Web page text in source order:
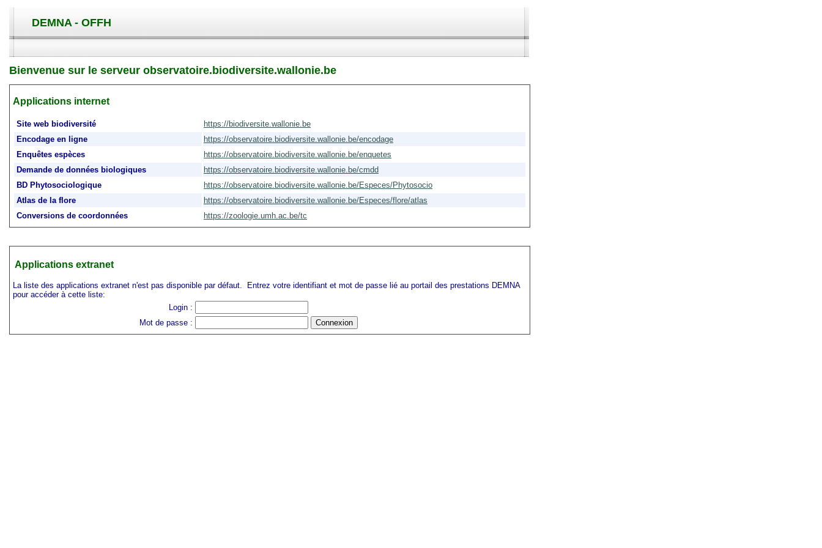
DEMNA - OFFH
Bienvenue sur le serveur observatoire.biodiversite.wallonie.be
Applications internet
Site web biodiversité
https://biodiversite.wallonie.be
Encodage en ligne
https://observatoire.biodiversite.wallonie.be/encodage
Enquêtes espèces
https://observatoire.biodiversite.wallonie.be/enquetes
Demande de données biologiques
https://observatoire.biodiversite.wallonie.be/cmdd
BD Phytosociologique
https://observatoire.biodiversite.wallonie.be/Especes/Phytosocio
Atlas de la flore
https://observatoire.biodiversite.wallonie.be/Especes/flore/atlas
Conversions de coordonnées
https://zoologie.umh.ac.be/tc
Applications extranet
La liste des applications extranet n'est pas disponible par défaut. Entrez votre identifiant et mot de passe lié au portail des prestations DEMNA
pour accéder à cette liste:
Login :
Mot de passe :